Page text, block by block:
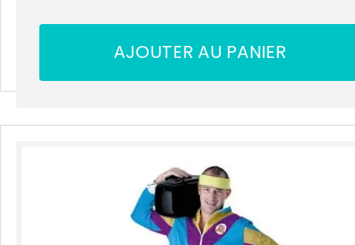
AJOUTER AU PANIER